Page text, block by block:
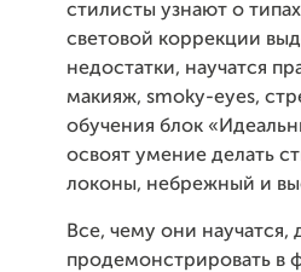
стилисты узнают о
световой коррекции
недостатки, научатся
макияж, smoky-eyes,
обучения блок
освоят умение делать
локоны, небрежный и
Все, чему они
продемонстрировать в